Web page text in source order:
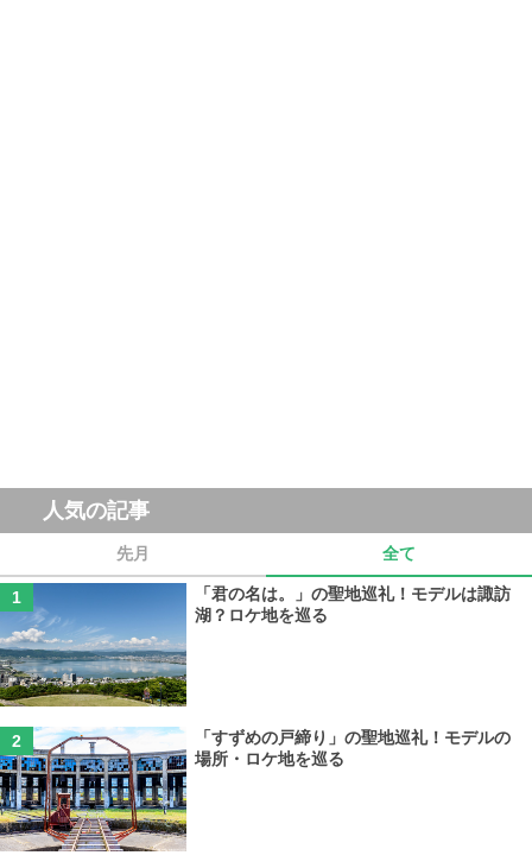
人気の記事
先月 全て
「君の名は。」の聖地巡礼！モデルは諏訪
湖？ロケ地を巡る
「すずめの戸締り」の聖地巡礼！モデルの
場所・ロケ地を巡る